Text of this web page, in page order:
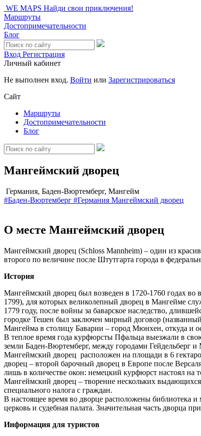
WE MAPS Найди свои приключения!
Маршруты
Достопримечательности
Блог
Вход Регистрация
Личный кабинет
Не выполнен вход. Войти или Зарегистрироваться
Сайт
Маршруты
Достопримечательности
Блог
Мангеймский дворец
Германия, Баден-Вюртемберг, Мангейм
#Баден-Вюртемберг #Германия Мангеймский дворец
О месте Мангеймский дворец
Мангеймский дворец (Schloss Mannheim) – один из
второго по величине после Штутгарта города в
История
Мангеймский дворец был возведен в 1720-1760 годах
1799), для которых великолепный дворец в Мангейме
1779 году, после войны за баварское наследство,
городке Тешен был заключен мирный договор
Мангейма в столицу Баварии – город Мюнхен, откуда и
В теплое время года курфюрсты Пфальца выезжали в
земли Баден-Вюртемберг, между городами Гейдельберг
Мангеймский дворец расположен на площади в 6
дворец – второй барочный дворец в Европе после
лишь в количестве окон: немецкий курфюрст настоял на
Мангеймский дворец – творение нескольких
специального налога с граждан.
В настоящее время во дворце расположены библиотека
церковь и судебная палата. Значительная часть дворца
Информация для туристов